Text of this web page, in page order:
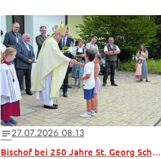
notes27.07.2026 08:13
Bischof bei 250 Jahre St. Georg Schwabelweis